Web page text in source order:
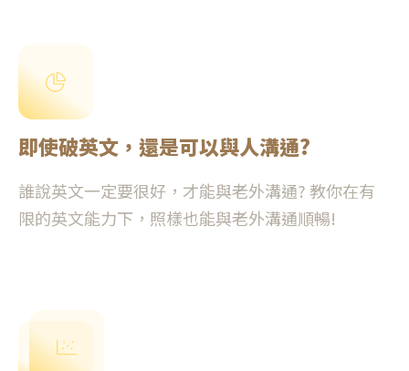
即使破英文，還是可以與人溝通?
誰說英文一定要很好，才能與老外溝通? 教你在有
限的英文能力下，照樣也能與老外溝通順暢!